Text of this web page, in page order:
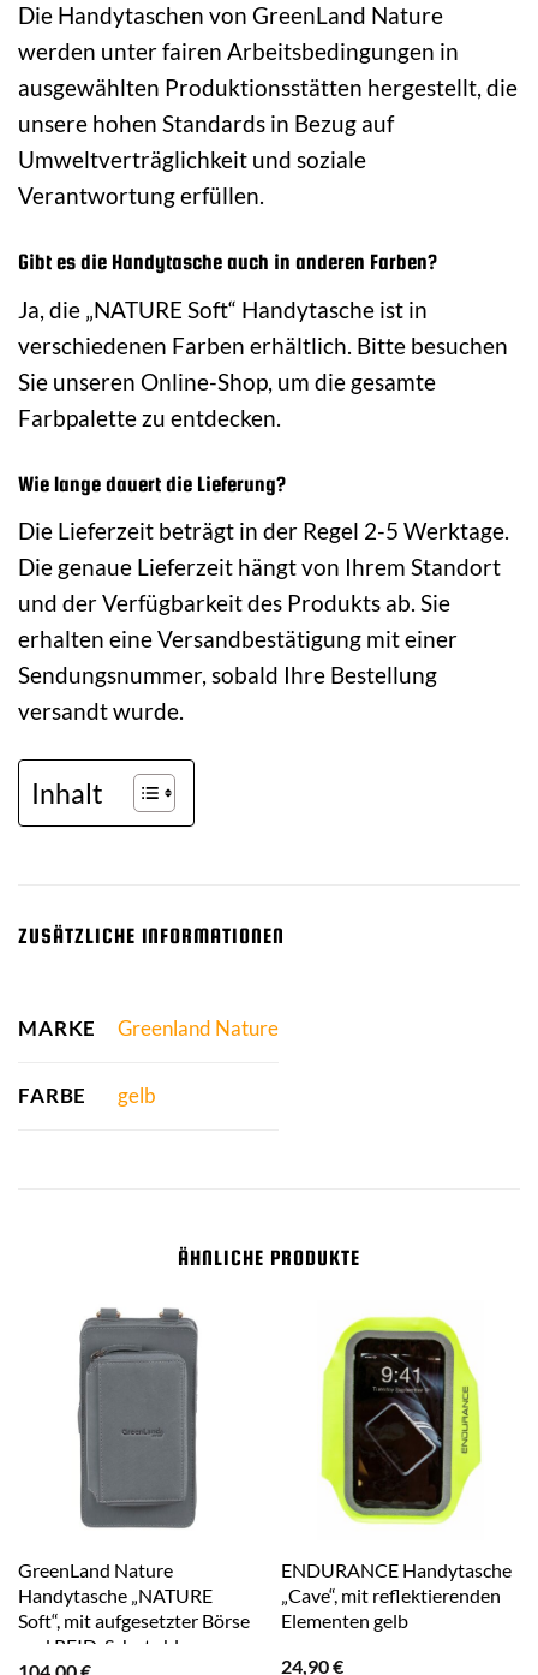
Die Handytaschen von GreenLand Nature
werden unter fairen Arbeitsbedingungen in
ausgewählten Produktionsstätten hergestellt, die
unsere hohen Standards in Bezug auf
Umweltverträglichkeit und soziale
Verantwortung erfüllen.
Gibt es die Handytasche auch in anderen Farben?
Ja, die „NATURE Soft“ Handytasche ist in
verschiedenen Farben erhältlich. Bitte besuchen
Sie unseren Online-Shop, um die gesamte
Farbpalette zu entdecken.
Wie lange dauert die Lieferung?
Die Lieferzeit beträgt in der Regel 2-5 Werktage.
Die genaue Lieferzeit hängt von Ihrem Standort
und der Verfügbarkeit des Produkts ab. Sie
erhalten eine Versandbestätigung mit einer
Sendungsnummer, sobald Ihre Bestellung
versandt wurde.
Inhalt
ZUSÄTZLICHE INFORMATIONEN
MARKE Greenland Nature
FARBE gelb
ÄHNLICHE PRODUKTE
GreenLand Nature
Handytasche „NATURE
Soft“, mit aufgesetzter Börse
und RFID-Schutz blau
ENDURANCE Handytasche
„Cave“, mit reflektierenden
Elementen gelb
24,90€